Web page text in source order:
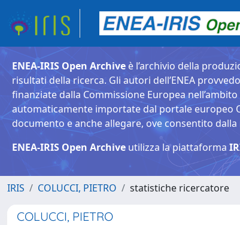
ENEA-IRIS Open Archive è l’archivio della
risultati della ricerca. Gli autori dell’ENEA
finanziate dalla Commissione Europea
automaticamente importate dal portale europeo
documento e anche allegare, ove consentito
ENEA-IRIS Open Archive utilizza la piattaforma
IRIS COLUCCI, PIETRO statistiche ricercatore
COLUCCI, PIETRO